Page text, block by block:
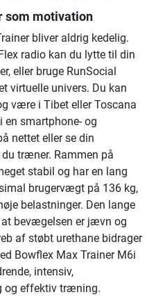
som motivation
bliver aldrig kedelig.
radio kan du lytte til din
eller bruge RunSocial
virtuelle univers. Du kan
være i Tibet eller Toscana
smartphone- og
nettet eller se din
træner. Rammen på
stabil og har en lang
brugervægt på 136 kg,
belastninger. Den lange
bevægelsen er jævn og
af støbt urethane bidrager
Bowflex Max Trainer M6i
intensiv,
og effektiv træning.